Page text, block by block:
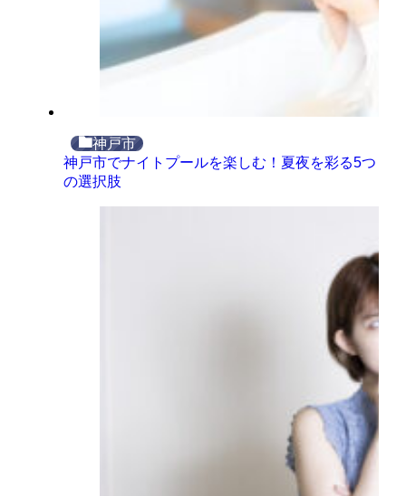
神戸市
神戸市でナイトプールを楽しむ！夏夜を彩る5つ
の選択肢